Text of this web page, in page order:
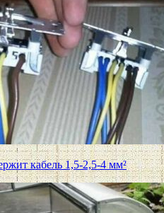
кабель 1,5-2,5-4 мм²